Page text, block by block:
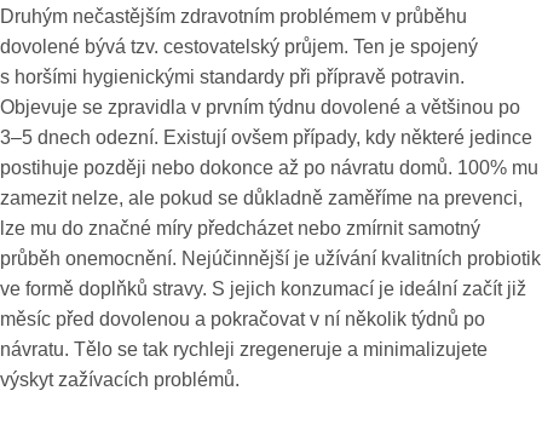
Druhým nečastějším zdravotním problémem v průběhu
dovolené bývá tzv. cestovatelský průjem. Ten je spojený
s horšími hygienickými standardy při přípravě potravin.
Objevuje se zpravidla v prvním týdnu dovolené a většinou po
3–5 dnech odezní. Existují ovšem případy, kdy některé jedince
postihuje později nebo dokonce až po návratu domů. 100% mu
zamezit nelze, ale pokud se důkladně zaměříme na prevenci,
lze mu do značné míry předcházet nebo zmírnit samotný
průběh onemocnění. Nejúčinnější je užívání kvalitních probiotik
ve formě doplňků stravy. S jejich konzumací je ideální začít již
měsíc před dovolenou a pokračovat v ní několik týdnů po
návratu. Tělo se tak rychleji zregeneruje a minimalizujete
výskyt zažívacích problémů.